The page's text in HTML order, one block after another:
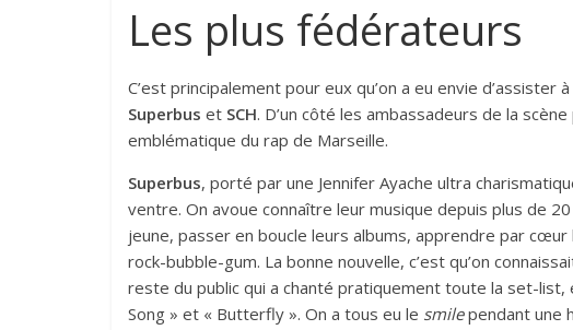
Les plus fédérateurs
C’est principalement pour eux qu’on a eu envie d’assister
Superbus et SCH. D’un côté les ambassadeurs de la
emblématique du rap de Marseille.
Superbus, porté par une Jennifer Ayache ultra
ventre. On avoue connaître leur musique depuis plus de 20
jeune, passer en boucle leurs albums, apprendre par
rock-bubble-gum. La bonne nouvelle, c’est qu’on
reste du public qui a chanté pratiquement toute la set-list,
Song » et « Butterfly ». On a tous eu le smilependant une